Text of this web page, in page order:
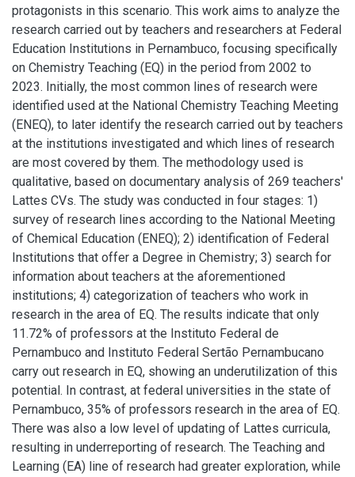
protagonists in this scenario. This work aims to analyze the
research carried out by teachers and researchers at Federal
Education Institutions in Pernambuco, focusing specifically
on Chemistry Teaching (EQ) in the period from 2002 to
2023. Initially, the most common lines of research were
identified used at the National Chemistry Teaching Meeting
(ENEQ), to later identify the research carried out by teachers
at the institutions investigated and which lines of research
are most covered by them. The methodology used is
qualitative, based on documentary analysis of 269 teachers'
Lattes CVs. The study was conducted in four stages: 1)
survey of research lines according to the National Meeting
of Chemical Education (ENEQ); 2) identification of Federal
Institutions that offer a Degree in Chemistry; 3) search for
information about teachers at the aforementioned
institutions; 4) categorization of teachers who work in
research in the area of EQ. The results indicate that only
11.72% of professors at the Instituto Federal de
Pernambuco and Instituto Federal Sertão Pernambucano
carry out research in EQ, showing an underutilization of this
potential. In contrast, at federal universities in the state of
Pernambuco, 35% of professors research in the area of EQ.
There was also a low level of updating of Lattes curricula,
resulting in underreporting of research. The Teaching and
Learning (EA) line of research had greater exploration, while